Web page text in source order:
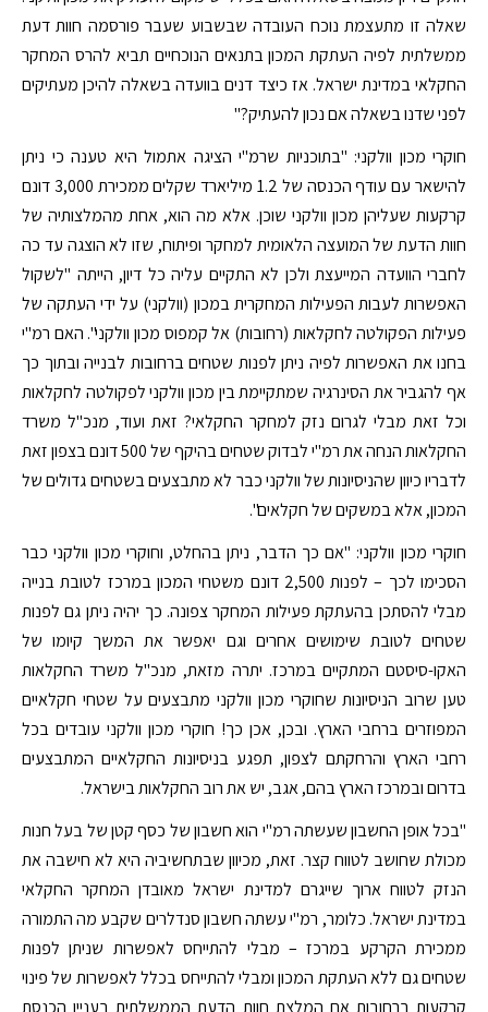
שאלה זו מתעצמת נוכח העובדה שבשבוע שעבר פורסמה חוות דעת
ממשלתית לפיה העתקת המכון בתנאים הנוכחיים תביא להרס המחקר
החקלאי במדינת ישראל. אז כיצד דנים בוועדה בשאלה להיכן מעתיקים
לפני שדנו בשאלה אם נכון להעתיק?"
חוקרי מכון וולקני: "בתוכניות שרמ"י הציגה אתמול היא טענה כי ניתן
להישאר עם עודף הכנסה של 1.2 מיליארד שקלים ממכירת 3,000 דונם
קרקעות שעליהן מכון וולקני שוכן. אלא מה הוא, אחת מהמלצותיה של
חוות הדעת של המועצה הלאומית למחקר ופיתוח, שזו לא הוצגה עד כה
לחברי הוועדה המייעצת ולכן לא התקיים עליה כל דיון, הייתה "לשקול
האפשרות לעבות הפעילות המחקרית במכון (וולקני) על ידי העתקה של
פעילות הפקולטה לחקלאות (רחובות) אל קמפוס מכון וולקני". האם רמ"י
בחנו את האפשרות לפיה ניתן לפנות שטחים ברחובות לבנייה ובתוך כך
אף להגביר את הסינרגיה שמתקיימת בין מכון וולקני לפקולטה לחקלאות
וכל זאת מבלי לגרום נזק למחקר החקלאי? זאת ועוד, מנכ"ל משרד
החקלאות הנחה את רמ"י לבדוק שטחים בהיקף של 500 דונם בצפון זאת
לדבריו כיוון שהניסיונות של וולקני כבר לא מתבצעים בשטחים גדולים של
המכון, אלא במשקים של חקלאים".
חוקרי מכון וולקני: "אם כך הדבר, ניתן בהחלט, וחוקרי מכון וולקני כבר
הסכימו לכך – לפנות 2,500 דונם משטחי המכון במרכז לטובת בנייה
מבלי להסתכן בהעתקת פעילות המחקר צפונה. כך יהיה ניתן גם לפנות
שטחים לטובת שימושים אחרים וגם יאפשר את המשך קיומו של
האקו-סיסטם המתקיים במרכז. יתרה מזאת, מנכ"ל משרד החקלאות
טען שרוב הניסיונות שחוקרי מכון וולקני מתבצעים על שטחי חקלאיים
המפוזרים ברחבי הארץ. ובכן, אכן כך! חוקרי מכון וולקני עובדים בכל
רחבי הארץ והרחקתם לצפון, תפגע בניסיונות החקלאיים המתבצעים
בדרום ובמרכז הארץ בהם, אגב, יש את רוב החקלאות בישראל.
"בכל אופן החשבון שעשתה רמ"י הוא חשבון של כסף קטן של בעל חנות
מכולת שחושב לטווח קצר. זאת, מכיוון שבתחשיביה היא לא חישבה את
הנזק לטווח ארוך שייגרם למדינת ישראל מאובדן המחקר החקלאי
במדינת ישראל. כלומר, רמ"י עשתה חשבון סנדלרים שקבע מה התמורה
ממכירת הקרקע במרכז – מבלי להתייחס לאפשרות שניתן לפנות
שטחים גם ללא העתקת המכון ומבלי להתייחס בכלל לאפשרות של פינוי
קרקעות ברחובות אם המלצת חוות הדעת הממשלתית בעניין הכנסת